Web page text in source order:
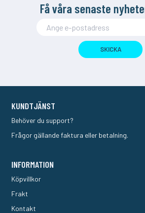
Få våra senaste
SKICKA
KUNDTJÄNST
Behöver du support?
Frågor gällande faktura eller betalning.
INFORMATION
Köpvillkor
Frakt
Kontakt